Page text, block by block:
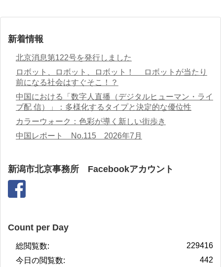
新着情報
北京消息第122号を発行しました
ロボット、ロボット、ロボット！ ロボットが当たり
前になる社会はすぐそこ！？
中国における「数字人直播（デジタルヒューマン・ライ
ブ配 信）」：多様化するタイプと決定的な優位性
カラーウォーク：色彩が導く新しい街歩き
中国レポート No.115 2026年7月
新潟市北京事務所 Facebookアカウント
Count per Day
229416
総閲覧数:
442
今日の閲覧数: